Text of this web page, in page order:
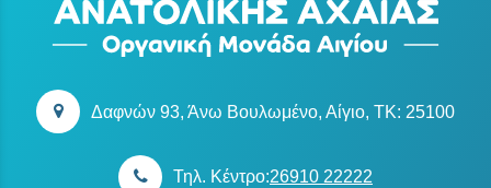
Δαφνών 93, Άνω Βουλωμένο, Αίγιο, TK: 25100
Τηλ. Κέντρο:26910 22222